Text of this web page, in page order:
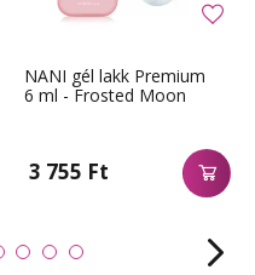
NANI gél lakk Premium
6 ml - Frosted Moon
3 755 Ft